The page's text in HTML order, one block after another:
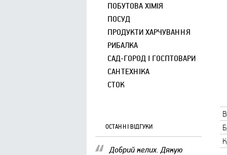
ПОБУТОВА ХІМІЯ
ПОСУД
ПРОДУКТИ ХАРЧУВАННЯ
РИБАЛКА
САД-ГОРОД І ГОСПТОВАРИ
САНТЕХНІКА
СТОК
ОСТАННІ ВІДГУКИ
Добрий келих. Дякую